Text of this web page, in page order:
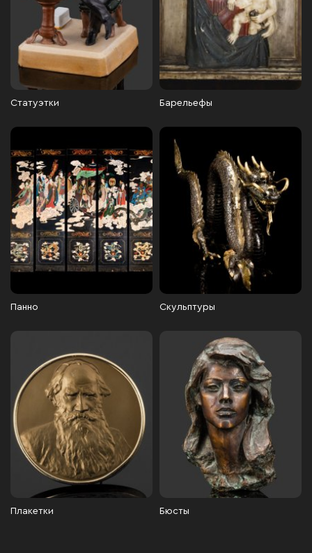
Статуэтки Барельефы
Панно Скульптуры
Плакетки Бюсты